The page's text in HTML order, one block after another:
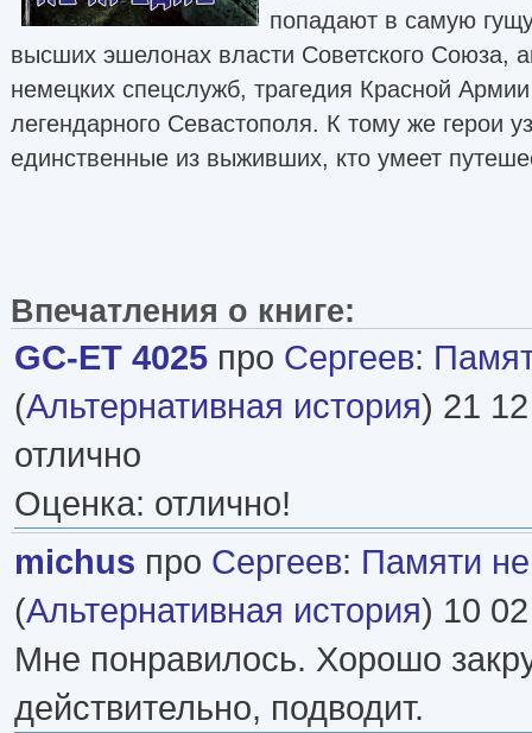
попадают в самую
высших эшелонах власти Советского Союза,
немецких спецслужб, трагедия Красной
легендарного Севастополя. К тому же герои
единственные из выживших, кто умеет
Впечатления о книге:
GC-ET 4025 про Сергеев:
(Альтернативная история) 21 12
отлично
Оценка: отлично!
michus про Сергеев: Памяти
(Альтернативная история) 10 02
Мне понравилось. Хорошо
действительно, подводит.